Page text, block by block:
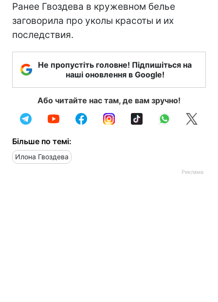
Ранее Гвоздева в кружевном белье
заговорила про уколы красоты и их
последствия.
Не пропустіть головне! Підпишіться на
наші оновлення в Google!
Або читайте нас там, де вам зручно!
Більше по темі:
Илона Гвоздева